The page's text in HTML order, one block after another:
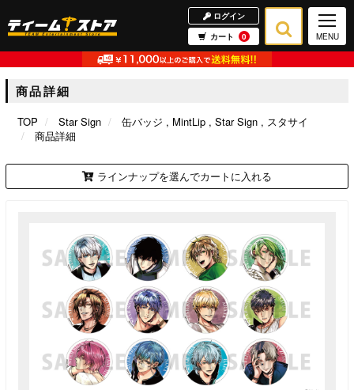
ログイン
カート
0 MENU
商品詳細
TOP Star Sign 缶バッジ MintLip Star Sign
スタサイ
商品詳細
ラインナップを選んでカートに入れる